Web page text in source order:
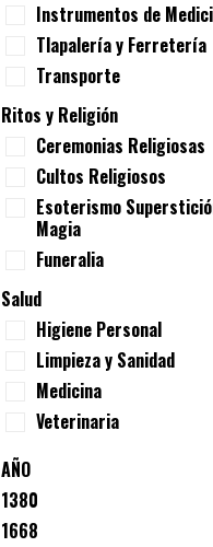
Instrumentos de
Tlapalería y Ferretería
Transporte
Ritos y Religión
Ceremonias Religiosas
Cultos Religiosos
Esoterismo
Magia
Funeralia
Salud
Higiene Personal
Limpieza y Sanidad
Medicina
Veterinaria
AÑO
1380
1668